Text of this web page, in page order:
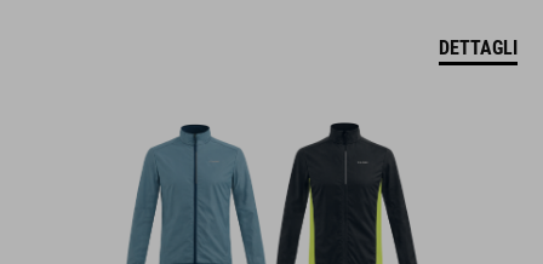
DETTAGLI